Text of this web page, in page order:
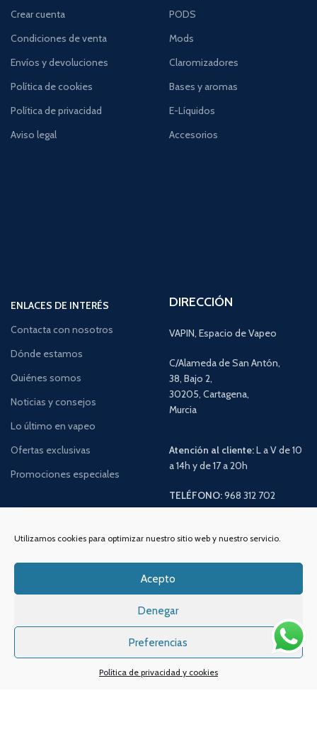
Utilizamos cookies para optimizar nuestro sitio web y nuestro servicio.
Acepto
Denegar
Preferencias
Política de privacidad y cookies
Crear cuenta
Condiciones de venta
Envíos y devoluciones
Política de cookies
Política de privacidad
Aviso legal
PODS
Mods
Claromizadores
Bases y aromas
E-Líquidos
Accesorios
ENLACES DE INTERÉS
Contacta con nosotros
Dónde estamos
Quiénes somos
Noticias y consejos
Lo último en vapeo
Ofertas exclusivas
Promociones especiales
DIRECCIÓN
VAPIN, Espacio de Vapeo
C/Alameda de San Antón,
38, Bajo 2,
30205, Cartagena,
Murcia
Atención al cliente:L a V de 10
a 14h y de 17 a 20h
TELÉFONO:968 312 702
WATSSAPP:601 30 58 28